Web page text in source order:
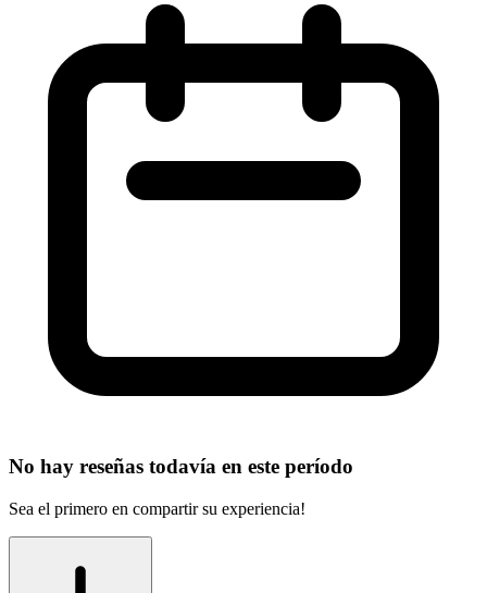
No hay reseñas todavía en este período
Sea el primero en compartir su experiencia!